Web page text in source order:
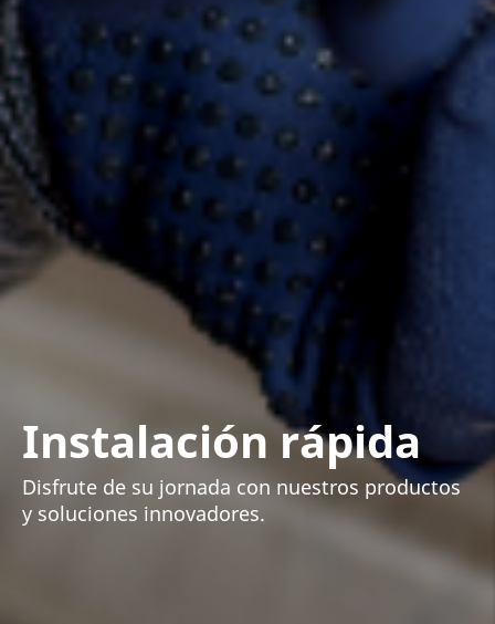
Instalación rápida
Disfrute de su jornada con nuestros productos
y soluciones innovadores.